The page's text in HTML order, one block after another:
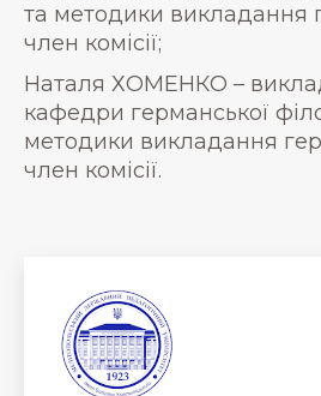
та методики викладання
член комісії;
Наталя ХОМЕНКО –
кафедри германської
методики викладання
член комісії.